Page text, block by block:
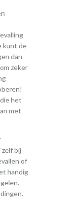
kunt de
dan
zeker
het
met
zelf bij
of
handig